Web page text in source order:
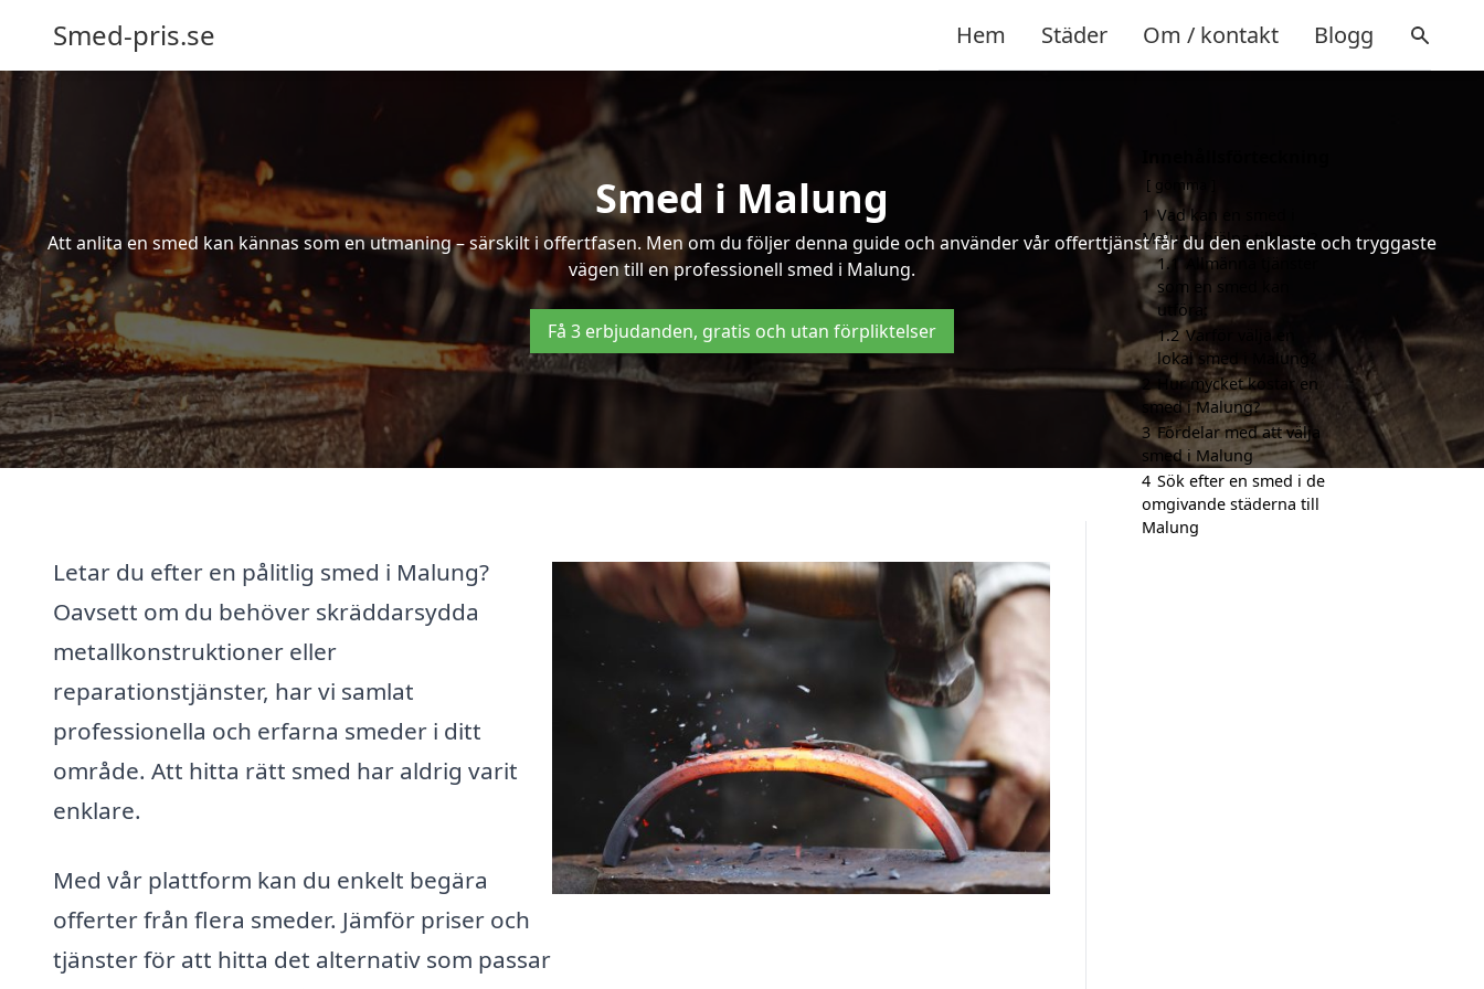
Smed-pris.se Hem Städer Om / kontakt Blogg
Smed i Malung
Att anlita en smed kan kännas som en utmaning – särskilt i offertfasen. Men om du följer denna guide och använder vår offerttjänst får du den enklaste och tryggaste
vägen till en professionell smed i Malung.
Få 3 erbjudanden, gratis och utan förpliktelser
Letar du efter en pålitlig smed i Malung?
Oavsett om du behöver skräddarsydda
metallkonstruktioner eller
reparationstjänster, har vi samlat
professionella och erfarna smeder i ditt
område. Att hitta rätt smed har aldrig varit
enklare.
Med vår plattform kan du enkelt begära
offerter från flera smeder. Jämför priser och
tjänster för att hitta det alternativ som passar
gömma
1 Vad kan en smed i
Malung hjälpa till med?
1.1
Allmänna tjänster
som en smed kan
utföra:
1.2 Varför välja en
lokal smed i Malung?
Hur mycket kostar en
smed i Malung?
3 Fördelar med att välja
smed i Malung
4 Sök efter en smed i de
omgivande städerna till
Malung